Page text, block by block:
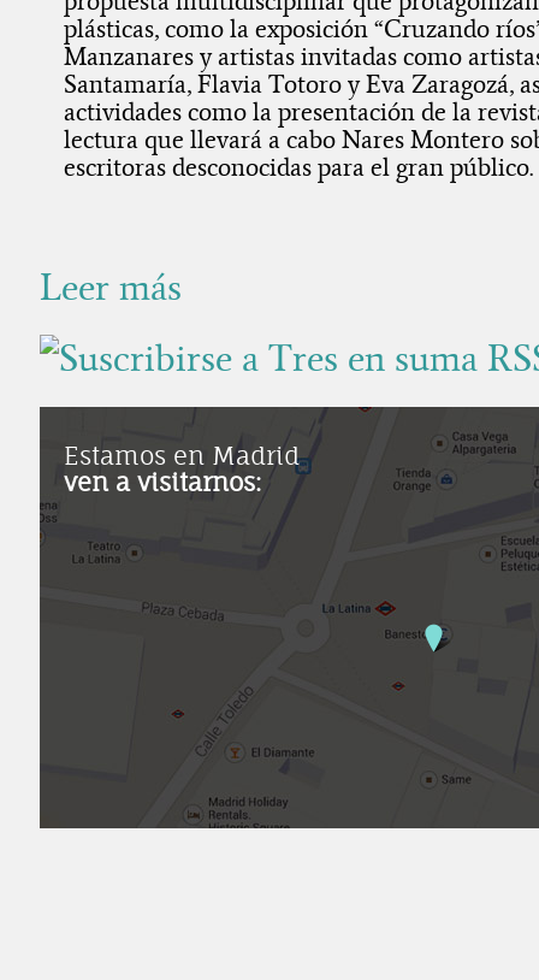
plásticas, como la exposición “Cruzando
Manzanares y artistas invitadas como
Santamaría, Flavia Totoro y Eva Zaragozá,
actividades como la presentación de la
lectura que llevará a cabo Nares Montero
escritoras desconocidas para el gran público.
Leer más
Estamos en Madrid
ven a visitarnos: